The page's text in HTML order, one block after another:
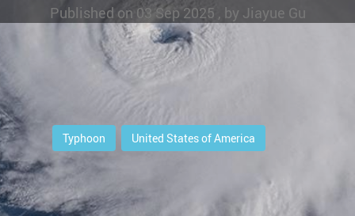
Published on 03 Sep 2025 , by Jiayue Gu
Typhoon United States of America